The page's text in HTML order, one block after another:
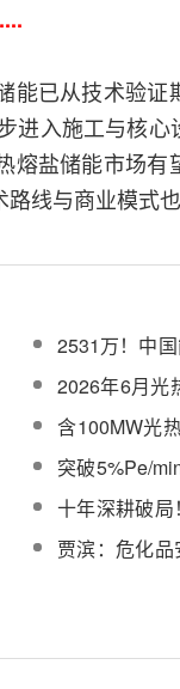
能已从技术验证
进入施工与核
熔盐储能市场有
线与商业模式
2531万！中
一热电厂基
汽改造EPC项
2026年6月光
单位一览
含100MW光
体化示范项目
突破5%Pe/
协调控制攻
十年深耕破
热产业规模化
贾滨：危化